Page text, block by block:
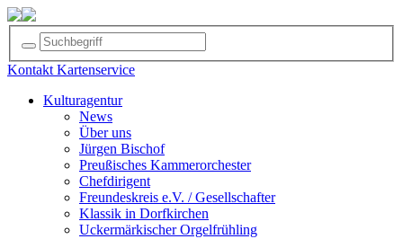
Kontakt Kartenservice
Kulturagentur
News
Über uns
Jürgen Bischof
Preußisches Kammerorchester
Chefdirigent
Freundeskreis e.V. / Gesellschafter
Klassik in Dorfkirchen
Uckermärkischer Orgelfrühling